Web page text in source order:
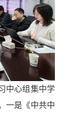
中心组集中学
一是 《中共中